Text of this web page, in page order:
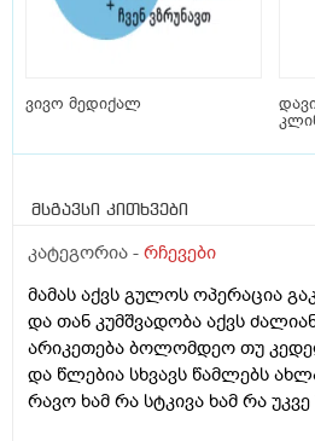
ვივო მედიქალ
მსგავსი კითხვები
კატეგორია - რჩევები
მამას აქვს გულოს ოპერაცია
და თან კუმშვადობა აქვს
არიკეთება ბოლომდეო თუ
და წლებია სხვავს წამლებს
რავო ხამ რა სტკივა ხამ რა